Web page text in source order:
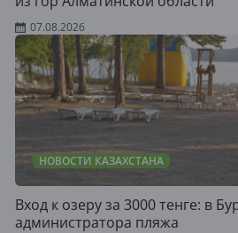
07.08.2026
НОВОСТИ КАЗАХСТАНА
Вход к озеру за 3000 тенге: в
администратора пляжа